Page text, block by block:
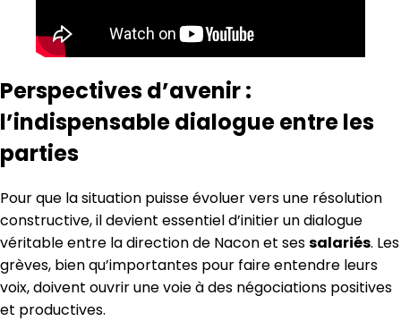
Perspectives d’avenir :
l’indispensable dialogue entre les
parties
Pour que la situation puisse évoluer vers une résolution
constructive, il devient essentiel d’initier un dialogue
véritable entre la direction de Nacon et sessalariés. Les
grèves, bien qu’importantes pour faire entendre leurs
voix, doivent ouvrir une voie à des négociations positives
et productives.